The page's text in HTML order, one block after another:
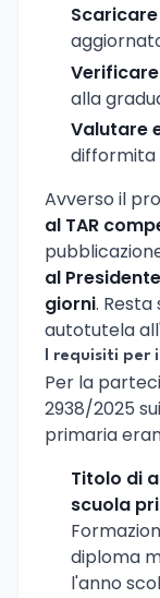
alla
Valutare
difformita
Avverso il
al TAR
al
giorni.
autotutela
I requisiti per
Per la
2938/2025
primaria
Titolo di
scuola
diploma
l'anno